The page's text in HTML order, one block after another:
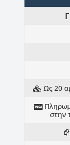
Ως 20
στην